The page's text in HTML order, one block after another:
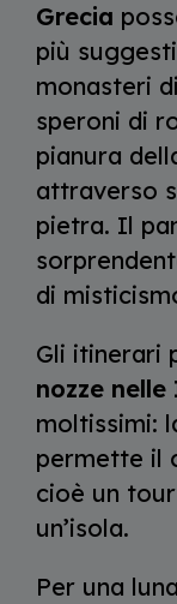
Grecia
più
monasteri di
speroni di
pianura
attraverso
pietra. Il
di
Gli itinerari
nozze
moltissimi:
permette il
cioè un
un’isola.
Per una